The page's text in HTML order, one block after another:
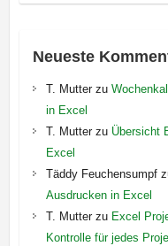
Neueste
T. Mutterzu
in Excel
T. Mutterzu Übersicht
Excel
Täddy Feuchensumpf
Ausdrucken in Excel
T. Mutterzu Excel
Kontrolle für jedes